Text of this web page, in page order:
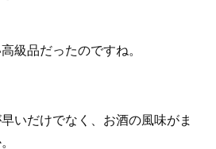
級品だったのですね。
いだけでなく、お酒の風味がま